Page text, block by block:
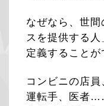
なぜなら、世
スを提供する
定義することが
コンビニの店
運転手、医者